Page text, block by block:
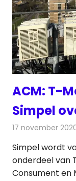
ACM: T-
Simpel
17 november
Simpel wordt
onderdeel van
Consument en